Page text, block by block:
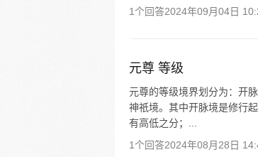
1个回答2024年09月04日
元尊 等级
元尊的等级境界划分为：开
神祇境。其中开脉境是修行
有高低之分；...
1个回答2024年08月28日